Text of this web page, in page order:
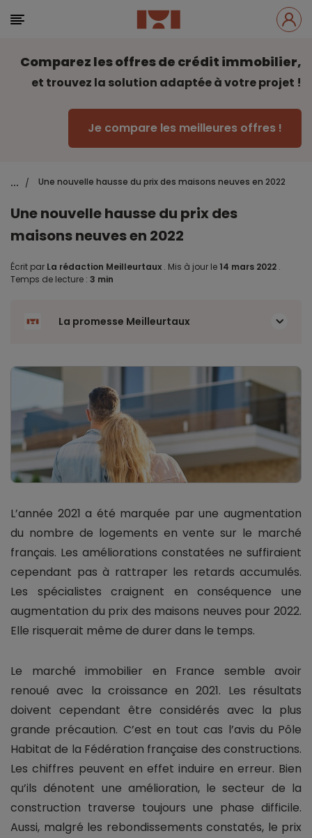
Comparez les offres de crédit immobilier,
et trouvez la solution adaptée à votre projet !
Je compare les meilleures offres !
... / Une nouvelle hausse du prix des maisons neuves en 2022
Une nouvelle hausse du prix des
maisons neuves en 2022
Écrit par La rédaction Meilleurtaux . Mis à jour le 14 mars 2022 .
Temps de lecture : 3 min
La promesse Meilleurtaux
L’année 2021 a été marquée par une augmentation
du nombre de logements en vente sur le marché
français. Les améliorations constatées ne suffiraient
cependant pas à rattraper les retards accumulés.
Les spécialistes craignent en conséquence une
augmentation du prix des maisons neuves pour 2022.
Elle risquerait même de durer dans le temps.
Le marché immobilier en France semble avoir
renoué avec la croissance en 2021. Les résultats
doivent cependant être considérés avec la plus
grande précaution. C’est en tout cas l’avis du Pôle
Habitat de la Fédération française des constructions.
Les chiffres peuvent en effet induire en erreur. Bien
qu’ils dénotent une amélioration, le secteur de la
construction traverse toujours une phase difficile.
Aussi, malgré les rebondissements constatés, le prix